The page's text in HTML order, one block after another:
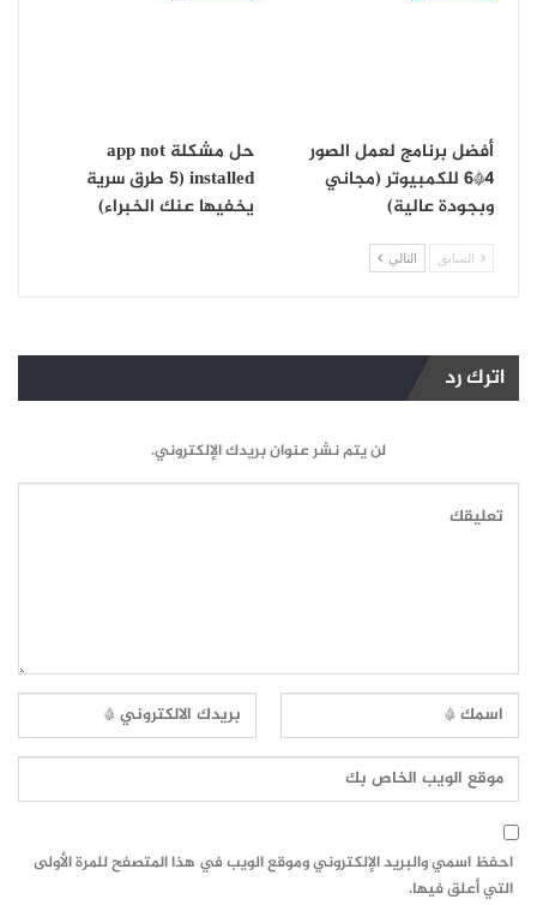
أفضل برنامج لعمل الصور
4*6 للكمبيوتر (مجاني
وبجودة عالية)
حل مشكلة app not
installed (5 طرق سرية
يخفيها عنك الخبراء)
السابق التالي
اترك رد
لن يتم نشر عنوان بريدك الإلكتروني.
احفظ اسمي والبريد الإلكتروني وموقع الويب في هذا المتصفح للمرة الأولى
التي أعلق فيها.